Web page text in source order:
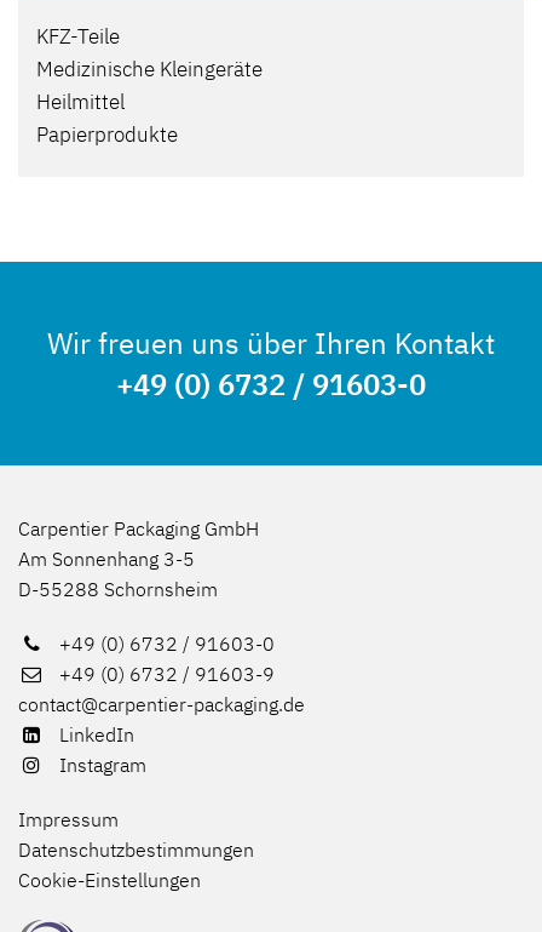
KFZ-Teile
Medizinische Kleingeräte
Heilmittel
Papierprodukte
Wir freuen uns über Ihren Kontakt
+49 (0) 6732 / 91603-0
Carpentier Packaging GmbH
Am Sonnenhang 3-5
D-55288 Schornsheim
+49 (0) 6732 / 91603-0
+49 (0) 6732 / 91603-9
contact@carpentier-packaging.de
LinkedIn
Instagram
Impressum
Datenschutzbestimmungen
Cookie-Einstellungen